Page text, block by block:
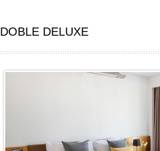
DOBLE DELUXE